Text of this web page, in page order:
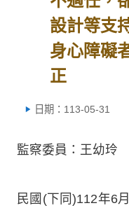
設計等支
身心障礙
正
日期：113-05-31
監察委員：王幼玲
民國(下同)112年6